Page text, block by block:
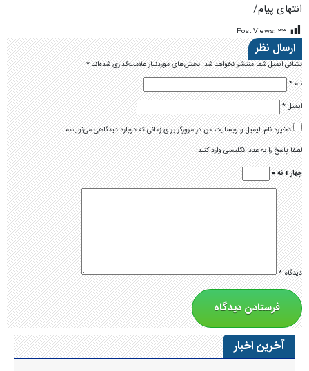
انتهای پیام/
Post Views: ۳۳
ارسال نظر
نشانی ایمیل شما منتشر نخواهد شد.بخش‌های موردنیاز علامت‌گذاری شده‌اند*
نام*
ایمیل*
ذخیره نام، ایمیل و وبسایت من در مرورگر برای زمانی که دوباره دیدگاهی می‌نویسم.
لطفا پاسخ را به عدد انگلیسی وارد کنید:
چهار + نه =
دیدگاه*
آخرین اخبار